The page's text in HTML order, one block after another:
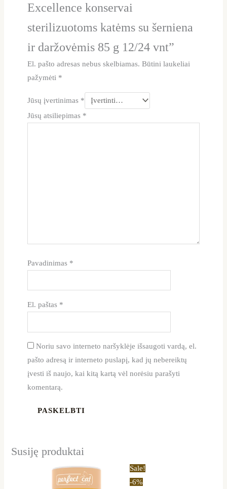
Excellence konservai
sterilizuotoms katėms su šerniena
ir daržovėmis 85 g 12/24 vnt”
El. pašto adresas nebus skelbiamas. Būtini laukeliai
pažymėti *
Jūsų įvertinimas *
Jūsų atsiliepimas *
Pavadinimas *
El. paštas *
Noriu savo interneto naršyklėje išsaugoti vardą, el.
pašto adresą ir interneto puslapį, kad jų nebereiktų
įvesti iš naujo, kai kitą kartą vėl norėsiu parašyti
komentarą.
Susiję produktai
Sale!
-6%